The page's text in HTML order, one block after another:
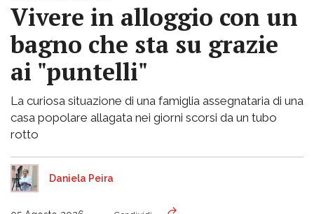
Vivere in alloggio con un
bagno che sta su grazie
ai "puntelli"
La curiosa situazione di una famiglia assegnataria di una
casa popolare allagata nei giorni scorsi da un tubo
rotto
Daniela Peira